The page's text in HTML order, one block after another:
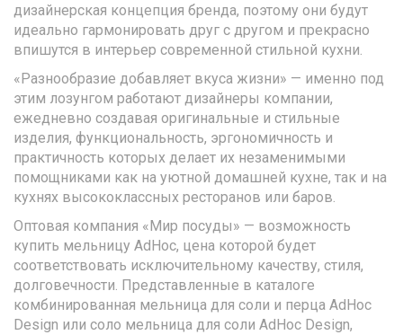
дизайнерская концепция бренда, поэтому они будут
идеально гармонировать друг с другом и прекрасно
впишутся в интерьер современной стильной кухни.
«Разнообразие добавляет вкуса жизни» — именно под
этим лозунгом работают дизайнеры компании,
ежедневно создавая оригинальные и стильные
изделия, функциональность, эргономичность и
практичность которых делает их незаменимыми
помощниками как на уютной домашней кухне, так и на
кухнях высококлассных ресторанов или баров.
Оптовая компания «Мир посуды» — возможность
купить мельницу AdHoc, цена которой будет
соответствовать исключительному качеству, стиля,
долговечности. Представленные в каталоге
комбинированная мельница для соли и перца AdHoc
Design или соло мельница для соли AdHoc Design,